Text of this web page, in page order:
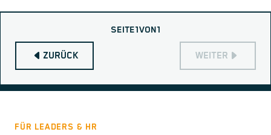
ZURÜCK
SEITE1VON1
WEITER
FÜR LEADERS & HR